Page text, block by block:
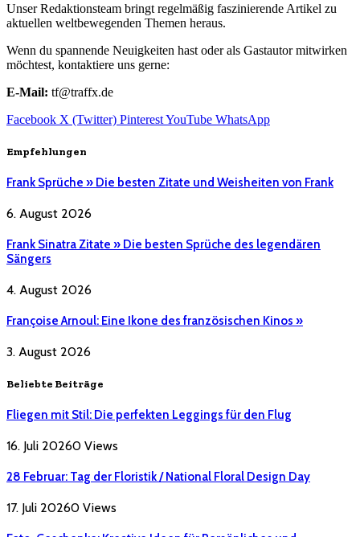
Unser Redaktionsteam bringt regelmäßig faszinierende Artikel zu
aktuellen weltbewegenden Themen heraus.
Wenn du spannende Neuigkeiten hast oder als Gastautor mitwirken
möchtest, kontaktiere uns gerne:
E-Mail: tf@traffx.de
Facebook X (Twitter) PinterestYouTube WhatsApp
Empfehlungen
Frank Sprüche » Die besten Zitate und Weisheiten von Frank
6. August 2026
Frank Sinatra Zitate » Die besten Sprüche des legendären
Sängers
4. August 2026
Françoise Arnoul: Eine Ikone des französischen Kinos »
3. August 2026
Beliebte Beiträge
Fliegen mit Stil: Die perfekten Leggings für den Flug
16. Juli 20260 Views
28 Februar: Tag der Floristik / National Floral Design Day
17. Juli 20260 Views